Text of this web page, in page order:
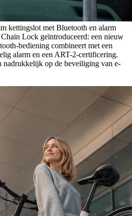
kettingslot met Bluetooth en alarm
Lock geïntroduceerd: een nieuw
bediening combineert met een
alarm en een ART-2-certificering.
nadrukkelijk op de beveiliging van e-